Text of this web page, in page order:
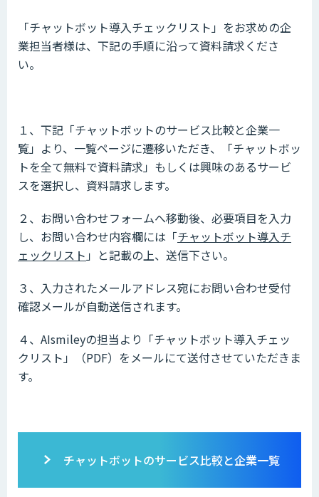
「チャットボット導入チェックリスト」をお求めの企
業担当者様は、下記の手順に沿って資料請求くださ
い。
１、下記「チャットボットのサービス比較と企業一
覧」より、一覧ページに遷移いただき、「チャットボッ
トを全て無料で資料請求」もしくは興味のあるサービ
スを選択し、資料請求します。
２、お問い合わせフォームへ移動後、必要項目を入力
し、お問い合わせ内容欄には「チャットボット導入チ
ェックリスト 」と記載の上、送信下さい。
３、入力されたメールアドレス宛にお問い合わせ受付
確認メールが自動送信されます。
４、AIsmileyの担当より「チャットボット導入チェッ
クリスト」（PDF）をメールにて送付させていただきま
す。
チャットボットのサービス比較と企業一覧